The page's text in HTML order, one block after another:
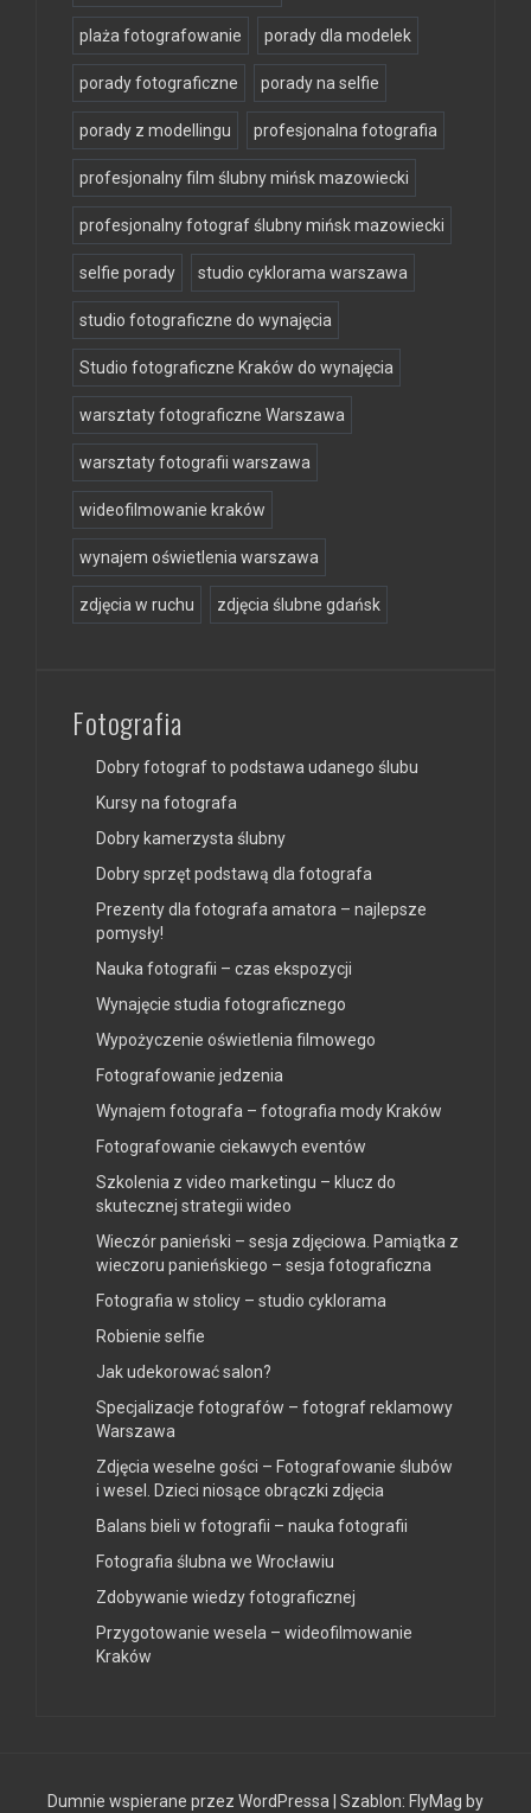
plaża fotografowanie porady dla modelek
porady fotograficzne porady na selfie
porady z modellingu profesjonalna fotografia
profesjonalny film ślubny mińsk mazowiecki
profesjonalny fotograf ślubny mińsk mazowiecki
selfie porady studio cyklorama warszawa
studio fotograficzne do wynajęcia
Studio fotograficzne Kraków do wynajęcia
warsztaty fotograficzne Warszawa
warsztaty fotografii warszawa
wideofilmowanie kraków
wynajem oświetlenia warszawa
zdjęcia w ruchu zdjęcia ślubne gdańsk
Fotografia
Dobry fotograf to podstawa udanego ślubu
Kursy na fotografa
Dobry kamerzysta ślubny
Dobry sprzęt podstawą dla fotografa
Prezenty dla fotografa amatora – najlepsze
pomysły!
Nauka fotografii – czas ekspozycji
Wynajęcie studia fotograficznego
Wypożyczenie oświetlenia filmowego
Fotografowanie jedzenia
Wynajem fotografa – fotografia mody Kraków
Fotografowanie ciekawych eventów
Szkolenia z video marketingu – klucz do
skutecznej strategii wideo
Wieczór panieński – sesja zdjęciowa. Pamiątka z
wieczoru panieńskiego – sesja fotograficzna
Fotografia w stolicy – studio cyklorama
Robienie selfie
Jak udekorować salon?
Specjalizacje fotografów – fotograf reklamowy
Warszawa
Zdjęcia weselne gości – Fotografowanie ślubów
i wesel. Dzieci niosące obrączki zdjęcia
Balans bieli w fotografii – nauka fotografii
Fotografia ślubna we Wrocławiu
Zdobywanie wiedzy fotograficznej
Przygotowanie wesela – wideofilmowanie
Kraków
Dumnie wspierane przez WordPressa Szablon: FlyMag by